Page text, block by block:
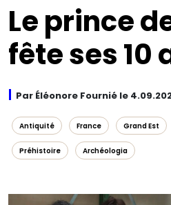
Le prince
fête ses 10
Par Éléonore Fournié le
Antiquité France Grand Est
Préhistoire Archéologia